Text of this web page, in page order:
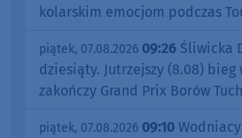
kolarskim emocjom podczas
piątek, 07.08.2026 09:26 Śliwicka
dziesiąty. Jutrzejszy (8.08)
zakończy Grand Prix Borów
piątek, 07.08.2026 09:10